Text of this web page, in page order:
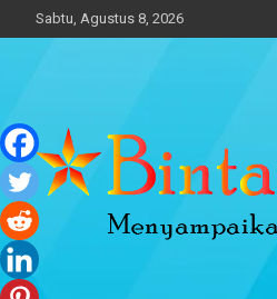
to
Sabtu, Agustus 8, 2026
Portal